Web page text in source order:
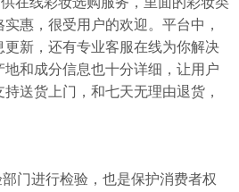
惠，很受用户的欢迎。平台中，
新，还有专业客服在线为你解决
和成分信息也十分详细，让用户
送货上门，和七天无理由退货，
门进行检验，也是保护消费者权